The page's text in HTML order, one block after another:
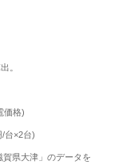
。
価格)
/台×2台)
賀県大津」のデータを